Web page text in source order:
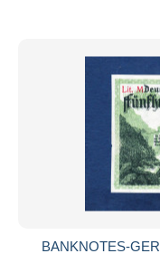
BANKNOTES-